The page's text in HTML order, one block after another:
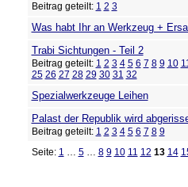
Beitrag geteilt: 1 2 3
Was habt Ihr an Werkzeug +
Trabi Sichtungen - Teil 2
Beitrag geteilt: 1 2 3 4 5 6 7 8 9 10
25 26 27 28 29 30 31 32
Spezialwerkzeuge Leihen
Palast der Republik wird
Beitrag geteilt: 1 2 3 4 5 6 7 8 9
Seite: 1 … 5… 8 9 10 11 12 13 14